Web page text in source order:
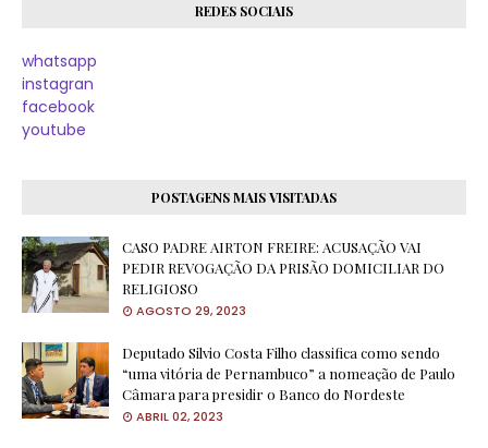
REDES SOCIAIS
whatsapp
instagran
facebook
youtube
POSTAGENS MAIS VISITADAS
CASO PADRE AIRTON FREIRE: ACUSAÇÃO VAI
PEDIR REVOGAÇÃO DA PRISÃO DOMICILIAR DO
RELIGIOSO
AGOSTO 29, 2023
Deputado Silvio Costa Filho classifica como sendo
“uma vitória de Pernambuco” a nomeação de Paulo
Câmara para presidir o Banco do Nordeste
ABRIL 02, 2023